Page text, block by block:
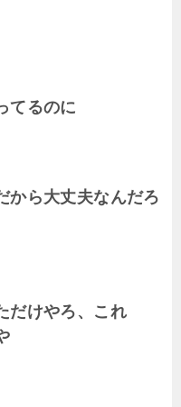
てるのに
から大丈夫なんだろ
だけやろ、これ